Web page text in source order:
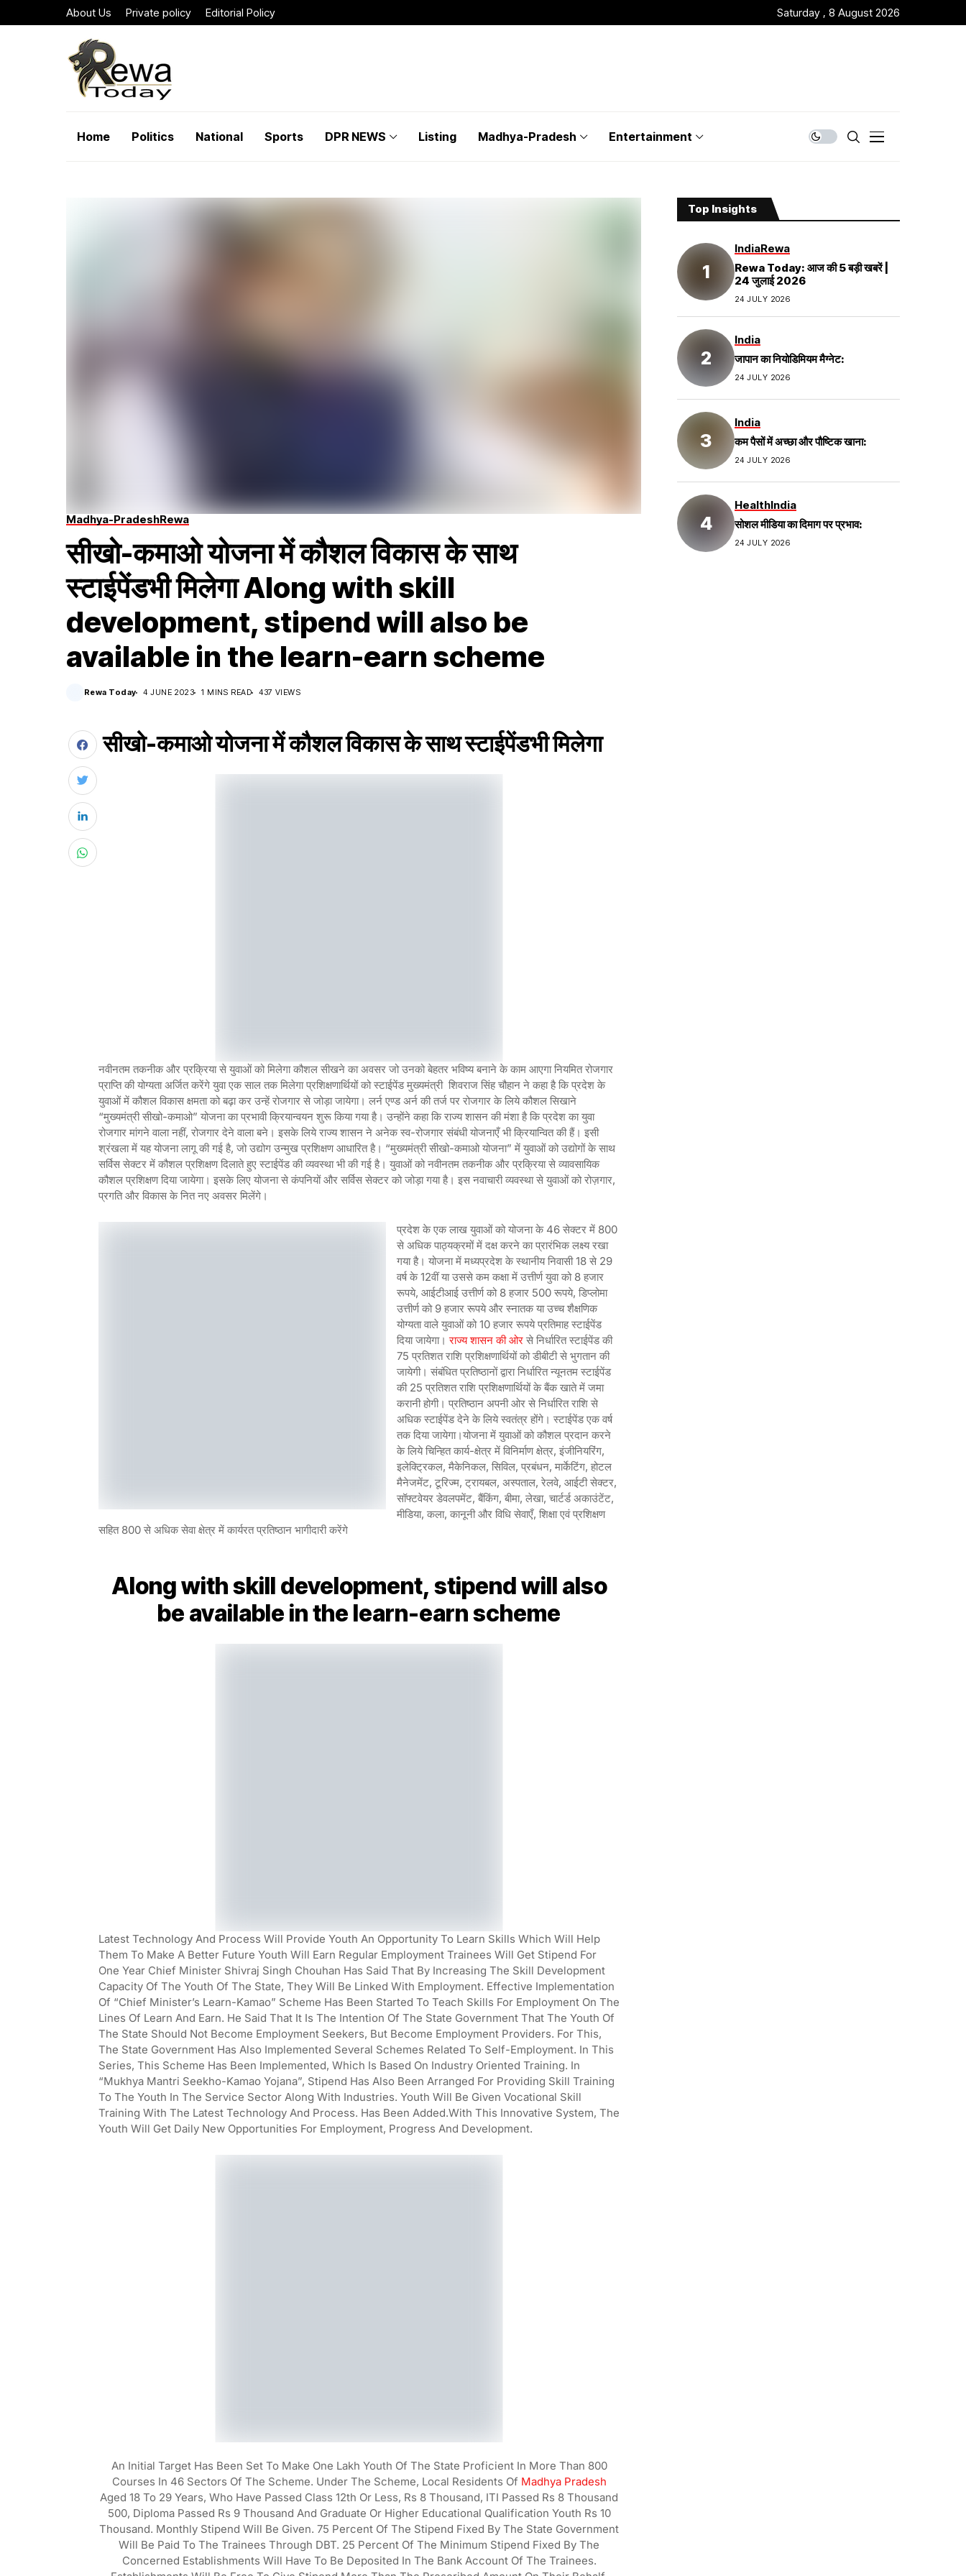
About Us Private policy Editorial Policy Saturday , 8 August 2026
Home Politics National Sports DPR NEWS Listing Madhya-Pradesh Entertainment
Madhya-PradeshRewa
सीखो-कमाओ योजना में कौशल विकास के साथ
स्टाईपेंडभी मिलेगा Along with skill
development, stipend will also be
available in the learn-earn scheme
Rewa Today 4 JUNE 2023 1 MINS READ 437 VIEWS
सीखो-कमाओ योजना में कौशल विकास के साथ स्टाईपेंडभी मिलेगा
नवीनतम तकनीक और प्रक्रिया से युवाओं को मिलेगा कौशल सीखने का अवसर जो उनको बेहतर भविष्य बनाने के काम आएगा नियमित रोजगार
प्राप्ति की योग्यता अर्जित करेंगे युवा एक साल तक मिलेगा प्रशिक्षणार्थियों को स्टाईपेंड मुख्यमंत्री शिवराज सिंह चौहान ने कहा है कि प्रदेश के
युवाओं में कौशल विकास क्षमता को बढ़ा कर उन्हें रोजगार से जोड़ा जायेगा। लर्न एण्ड अर्न की तर्ज पर रोजगार के लिये कौशल सिखाने
“मुख्यमंत्री सीखो-कमाओ” योजना का प्रभावी क्रियान्वयन शुरू किया गया है। उन्होंने कहा कि राज्य शासन की मंशा है कि प्रदेश का युवा
रोजगार मांगने वाला नहीं, रोजगार देने वाला बने। इसके लिये राज्य शासन ने अनेक स्व-रोजगार संबंधी योजनाएँ भी क्रियान्वित की हैं। इसी
श्रंखला में यह योजना लागू की गई है, जो उद्योग उन्मुख प्रशिक्षण आधारित है। “मुख्यमंत्री सीखो-कमाओ योजना” में युवाओं को उद्योगों के साथ
सर्विस सेक्टर में कौशल प्रशिक्षण दिलाते हुए स्टाईपेंड की व्यवस्था भी की गई है। युवाओं को नवीनतम तकनीक और प्रक्रिया से व्यावसायिक
कौशल प्रशिक्षण दिया जायेगा। इसके लिए योजना से कंपनियों और सर्विस सेक्टर को जोड़ा गया है। इस नवाचारी व्यवस्था से युवाओं को रोज़गार,
प्रगति और विकास के नित नए अवसर मिलेंगे।
प्रदेश के एक लाख युवाओं को योजना के 46 सेक्टर में 800
से अधिक पाठ्यक्रमों में दक्ष करने का प्रारंभिक लक्ष्य रखा
गया है। योजना में मध्यप्रदेश के स्थानीय निवासी 18 से 29
वर्ष के 12वीं या उससे कम कक्षा में उत्तीर्ण युवा को 8 हजार
रूपये, आईटीआई उत्तीर्ण को 8 हजार 500 रूपये, डिप्लोमा
उत्तीर्ण को 9 हजार रूपये और स्नातक या उच्च शैक्षणिक
योग्यता वाले युवाओं को 10 हजार रूपये प्रतिमाह स्टाईपेंड
दिया जायेगा।राज्य शासन की ओर से निर्धारित स्टाईपेंड की
75 प्रतिशत राशि प्रशिक्षणार्थियों को डीबीटी से भुगतान की
जायेगी। संबंधित प्रतिष्ठानों द्वारा निर्धारित न्यूनतम स्टाईपेंड
की 25 प्रतिशत राशि प्रशिक्षणार्थियों के बैंक खाते में जमा
करानी होगी। प्रतिष्ठान अपनी ओर से निर्धारित राशि से
अधिक स्टाईपेंड देने के लिये स्वतंत्र होंगे। स्टाईपेंड एक वर्ष
तक दिया जायेगा।योजना में युवाओं को कौशल प्रदान करने
के लिये चिन्हित कार्य-क्षेत्र में विनिर्माण क्षेत्र, इंजीनियरिंग,
इलेक्ट्रिकल, मैकेनिकल, सिविल, प्रबंधन, मार्केटिंग, होटल
मैनेजमेंट, टूरिज्म, ट्रायबल, अस्पताल, रेलवे, आईटी सेक्टर,
सॉफ्टवेयर डेवलपमेंट, बैंकिंग, बीमा, लेखा, चार्टर्ड अकाउंटेंट,
मीडिया, कला, कानूनी और विधि सेवाएँ, शिक्षा एवं प्रशिक्षण
सहित 800 से अधिक सेवा क्षेत्र में कार्यरत प्रतिष्ठान भागीदारी करेंगे
Along with skill development, stipend will also
be available in the learn-earn scheme
Latest Technology And Process Will Provide Youth An Opportunity To Learn Skills Which Will Help
Them To Make A Better Future Youth Will Earn Regular Employment Trainees Will Get Stipend For
One Year Chief Minister Shivraj Singh Chouhan Has Said That By Increasing The Skill Development
Capacity Of The Youth Of The State, They Will Be Linked With Employment. Effective Implementation
Of “Chief Minister’s Learn-Kamao” Scheme Has Been Started To Teach Skills For Employment On The
Lines Of Learn And Earn. He Said That It Is The Intention Of The State Government That The Youth Of
The State Should Not Become Employment Seekers, But Become Employment Providers. For This,
The State Government Has Also Implemented Several Schemes Related To Self-Employment. In This
Series, This Scheme Has Been Implemented, Which Is Based On Industry Oriented Training. In
“Mukhya Mantri Seekho-Kamao Yojana”, Stipend Has Also Been Arranged For Providing Skill Training
To The Youth In The Service Sector Along With Industries. Youth Will Be Given Vocational Skill
Training With The Latest Technology And Process. Has Been Added.With This Innovative System, The
Youth Will Get Daily New Opportunities For Employment, Progress And Development.
An Initial Target Has Been Set To Make One Lakh Youth Of The State Proficient In More Than 800
Courses In 46 Sectors Of The Scheme. Under The Scheme, Local Residents Of Madhya Pradesh
Aged 18 To 29 Years, Who Have Passed Class 12th Or Less, Rs 8 Thousand, ITI Passed Rs 8 Thousand
500, Diploma Passed Rs 9 Thousand And Graduate Or Higher Educational Qualification Youth Rs 10
Thousand. Monthly Stipend Will Be Given. 75 Percent Of The Stipend Fixed By The State Government
Will Be Paid To The Trainees Through DBT. 25 Percent Of The Minimum Stipend Fixed By The
Concerned Establishments Will Have To Be Deposited In The Bank Account Of The Trainees.
Top Insights
IndiaRewa
Rewa Today: आज की 5 बड़ी खबरें |
24 जुलाई 2026
24 JULY 2026
India
जापान का नियोडिमियम मैग्नेट:
24 JULY 2026
India
कम पैसों में अच्छा और पौष्टिक खाना:
24 JULY 2026
HealthIndia
सोशल मीडिया का दिमाग पर प्रभाव:
24 JULY 2026